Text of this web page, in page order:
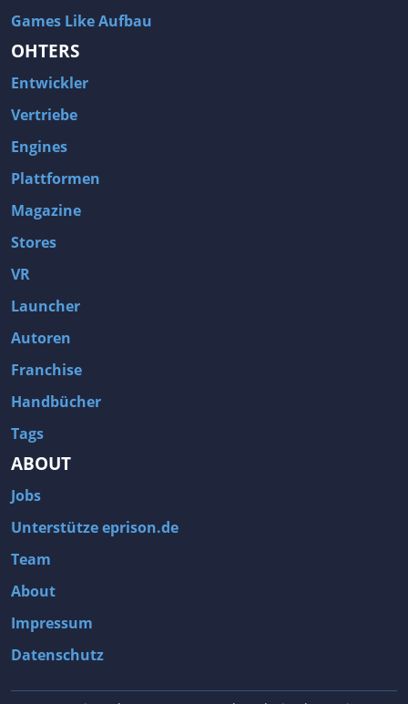
Games Like Aufbau
OHTERS
Entwickler
Vertriebe
Engines
Plattformen
Magazine
Stores
VR
Launcher
Autoren
Franchise
Handbücher
Tags
ABOUT
Jobs
Unterstütze eprison.de
Team
About
Impressum
Datenschutz